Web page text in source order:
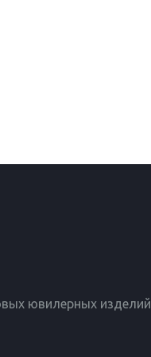
ювилерных изделий